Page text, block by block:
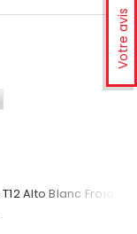
Votre avis
Alto Blanc Froid